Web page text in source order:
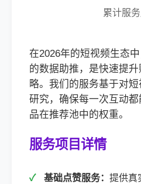
累计服
在2026年的短视频生态
的数据助推，是快速提
略。我们的服务基于对
研究，确保每一次互动
品在推荐池中的权重。
服务项目详情
基础点赞服务： 提供真